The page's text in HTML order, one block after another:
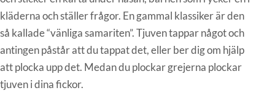
kläderna och ställer frågor. En gammal klassiker är den
så kallade “vänliga samariten”. Tjuven tappar något och
antingen påstår att du tappat det, eller ber dig om hjälp
att plocka upp det. Medan du plockar grejerna plockar
tjuven i dina fickor.